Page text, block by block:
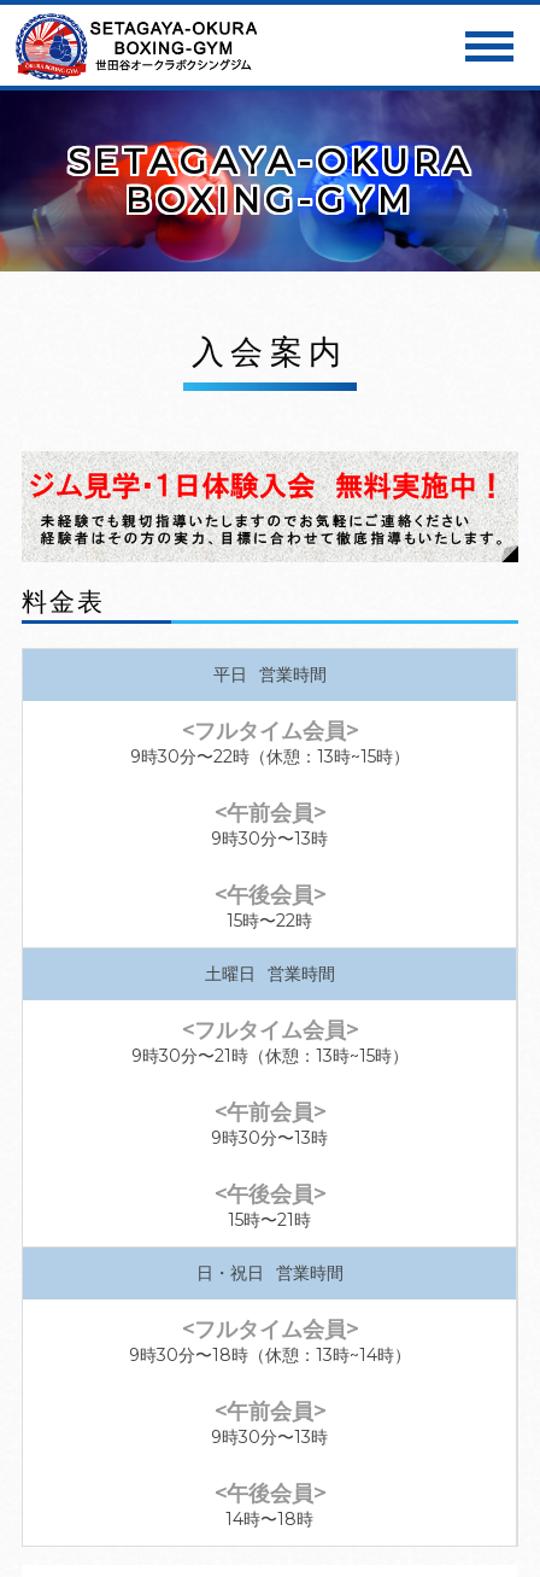
SETAGAYA-OKURA
BOXING-GYM
入会案内
料金表
平日
9時30分〜22時（休憩：13時~15時）
9時30分〜13時
15時〜22時
土曜日
9時30分〜21時（休憩：13時~15時）
9時30分〜13時
15時〜21時
日・祝日
9時30分〜18時（休憩：13時~14時）
9時30分〜13時
14時〜18時